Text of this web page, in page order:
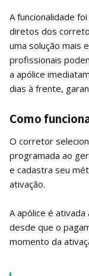
A funcionalidade
diretos dos
uma solução mais
profissionais
a apólice
dias à frente,
Como
O corretor
programada ao
e cadastra seu
ativação.
A apólice é
desde que o
momento da